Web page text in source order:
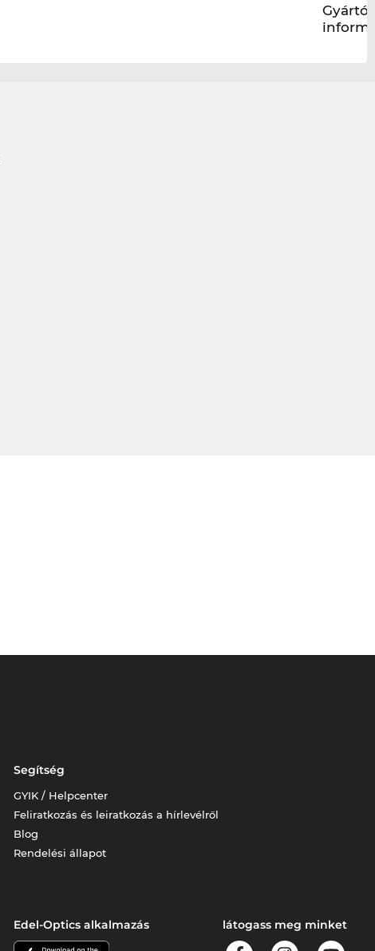
Gyártói
Segítség
GYIK / Helpcenter
Feliratkozás és leiratkozás a hírlevélről
Blog
Rendelési állapot
Edel-Optics alkalmazás látogass meg minket